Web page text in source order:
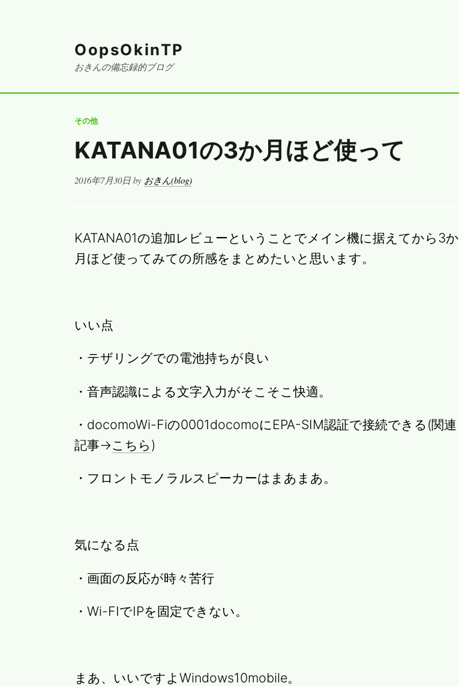
OopsOkinTP
おきんの備忘録的ブログ
その他
KATANA01の3か月ほど使って
Posted
2016年7月30日 by おきん(blog)
KATANA01の追加レビューということでメイン機に据えてから3か
月ほど使ってみての所感をまとめたいと思います。
いい点
・テザリングでの電池持ちが良い
・音声認識による文字入力がそこそこ快適。
・docomoWi-Fiの0001docomoにEPA-SIM認証で接続できる(関連
記事→こちら)
・フロントモノラルスピーカーはまあまあ。
気になる点
・画面の反応が時々苦行
・Wi-FIでIPを固定できない。
まあ、いいですよWindows10mobile。